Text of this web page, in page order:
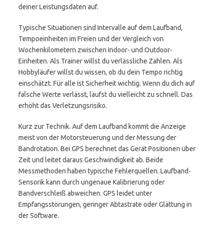
deiner Leistungsdaten auf.
Typische Situationen sind Intervalle auf dem Laufband,
Tempoeinheiten im Freien und der Vergleich von
Wochenkilometern zwischen Indoor- und Outdoor-
Einheiten. Als Trainer willst du verlässliche Zahlen. Als
Hobbyläufer willst du wissen, ob du dein Tempo richtig
einschätzt. Für alle ist Sicherheit wichtig. Wenn du dich auf
falsche Werte verlässt, läufst du vielleicht zu schnell. Das
erhöht das Verletzungsrisiko.
Kurz zur Technik. Auf dem Laufband kommt die Anzeige
meist von der Motorsteuerung und der Messung der
Bandrotation. Bei GPS berechnet das Gerät Positionen über
Zeit und leitet daraus Geschwindigkeit ab. Beide
Messmethoden haben typische Fehlerquellen. Laufband-
Sensorik kann durch ungenaue Kalibrierung oder
Bandverschleiß abweichen. GPS leidet unter
Empfangsstörungen, geringer Abtastrate oder Glättung in
der Software.